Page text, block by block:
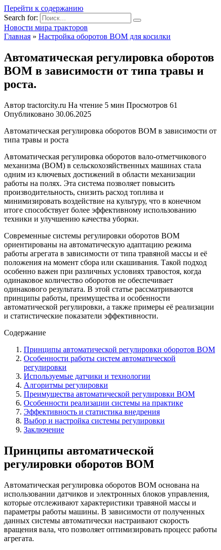
Перейти к содержанию
Search for:
Новости мира тракторов
Главная » Настройка оборотов ВОМ для косилки
Автоматическая регулировка оборотов
ВОМ в зависимости от типа травы и
роста.
Автор tractorcity.ru На чтение 5 мин Просмотров 61
Опубликовано 30.06.2025
Автоматическая регулировка оборотов ВОМ в зависимости от
типа травы и роста
Автоматическая регулировка оборотов вало-отметчикового
механизма (ВОМ) в сельскохозяйственных машинах стала
одним из ключевых достижений в области механизации
работы на полях. Эта система позволяет повысить
производительность, снизить расход топлива и
минимизировать воздействие на культуру, что в конечном
итоге способствует более эффективному использованию
техники и улучшению качества уборки.
Современные системы регулировки оборотов ВОМ
ориентированы на автоматическую адаптацию режима
работы агрегата в зависимости от типа травяной массы и её
положения на момент сбора или скашивания. Такой подход
особенно важен при различных условиях травостоя, когда
одинаковое количество оборотов не обеспечивает
одинакового результата. В этой статье рассматриваются
принципы работы, преимущества и особенности
автоматической регулировки, а также примеры её реализации
и статистические показатели эффективности.
Содержание
Принципы автоматической регулировки оборотов ВОМ
Особенности работы систем автоматической
регулировки
Используемые датчики и технологии
Алгоритмы регулировки
Преимущества автоматической регулировки ВОМ
Особенности реализации системы на практике
Эффективность и статистика внедрения
Выбор и настройка системы регулировки
Заключение
Принципы автоматической
регулировки оборотов ВОМ
Автоматическая регулировка оборотов ВОМ основана на
использовании датчиков и электронных блоков управления,
которые отслеживают характеристики травяной массы и
параметры работы машины. В зависимости от полученных
данных системы автоматически настраивают скорость
вращения вала, что позволяет оптимизировать процесс работы
агрегата.